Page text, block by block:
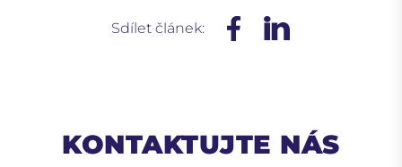
Sdílet článek:
KONTAKTUJTE NÁS